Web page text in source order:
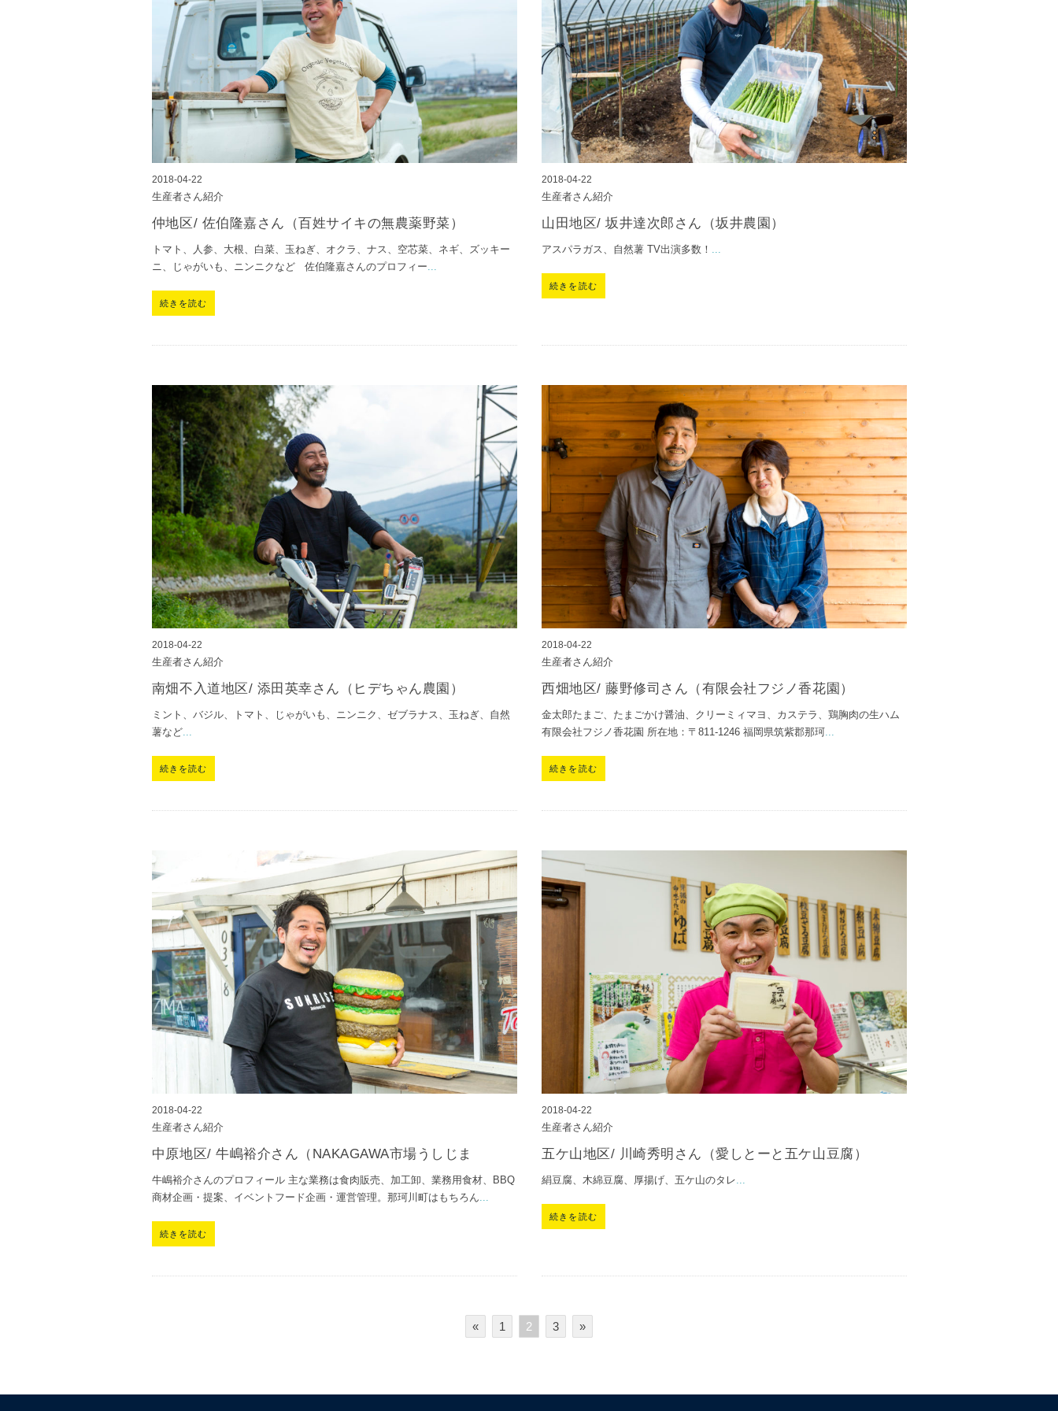
2018-04-22
生産者さん紹介
仲地区/ 佐伯隆嘉さん（百姓サイキの無農薬野菜）
トマト、人参、大根、白菜、玉ねぎ、オクラ、ナス、空芯菜、ネギ、ズッキー
ニ、じゃがいも、ニンニクなど 佐伯隆嘉さんのプロフィー...
続きを読む
2018-04-22
生産者さん紹介
山田地区/ 坂井達次郎さん（坂井農園）
アスパラガス、自然薯 TV出演多数！ ...
続きを読む
2018-04-22
生産者さん紹介
南畑不入道地区/ 添田英幸さん（ヒデちゃん農園）
ミント、バジル、トマト、じゃがいも、ニンニク、ゼブラナス、玉ねぎ、自然
薯など...
続きを読む
2018-04-22
生産者さん紹介
西畑地区/ 藤野修司さん（有限会社フジノ香花園）
金太郎たまご、たまごかけ醤油、クリーミィマヨ、カステラ、鶏胸肉の生ハム
有限会社フジノ香花園 所在地：〒811-1246 福岡県筑紫郡那珂...
続きを読む
2018-04-22
生産者さん紹介
中原地区/ 牛嶋裕介さん（NAKAGAWA市場うしじま
牛嶋裕介さんのプロフィール 主な業務は食肉販売、加工卸、業務用食材、BBQ
商材企画・提案、イベントフード企画・運営管理。那珂川町はもちろん...
続きを読む
2018-04-22
生産者さん紹介
五ケ山地区/ 川崎秀明さん（愛しとーと五ケ山豆腐）
絹豆腐、木綿豆腐、厚揚げ、五ケ山のタレ...
続きを読む
« 1 2 3 »